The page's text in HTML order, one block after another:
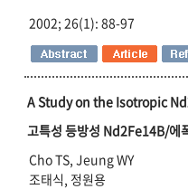
2002; 26(1): 88-97
A Study on the Isotropic
고특성 등방성 Nd2Fe14B/에
Cho TS, Jeung WY
조태식, 정원용